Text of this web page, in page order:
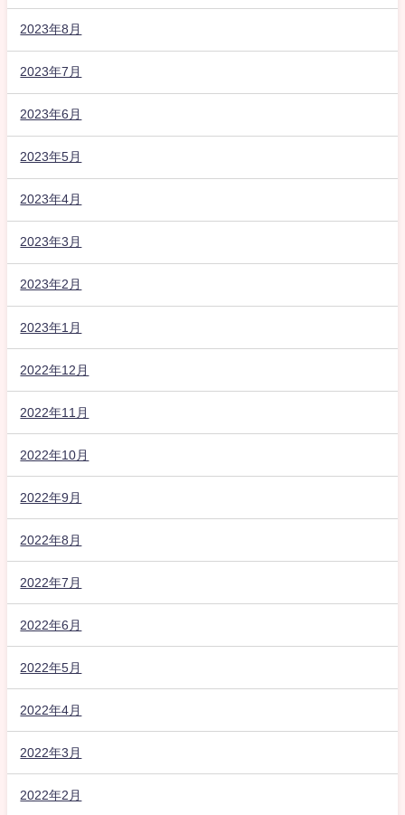
2023年8月
2023年7月
2023年6月
2023年5月
2023年4月
2023年3月
2023年2月
2023年1月
2022年12月
2022年11月
2022年10月
2022年9月
2022年8月
2022年7月
2022年6月
2022年5月
2022年4月
2022年3月
2022年2月